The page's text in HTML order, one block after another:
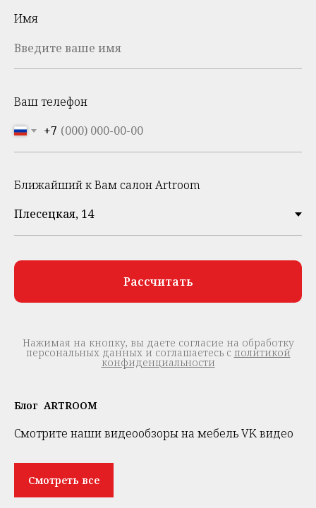
Имя
Ваш телефон
+7
Ближайший к Вам салон Artroom
Рассчитать
Нажимая на кнопку, вы даете согласие на обработку
персональных данных и соглашаетесь c политикой
конфиденциальности
Блог ARTROOM
Смотрите наши видеообзоры на мебель VK видео
Смотреть все